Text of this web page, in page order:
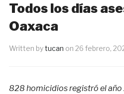
Todos los días
Oaxaca
Written bytucan on 26 febrero,
828 homicidios registró el año